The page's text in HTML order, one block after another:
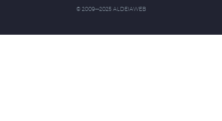
© 2009—2025 ALDEIAWEB